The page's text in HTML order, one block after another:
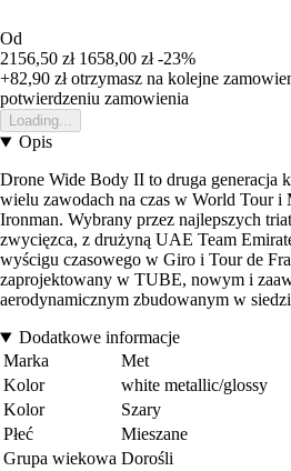
Od
2156,50 zł 1658,00 zł -23%
+82,90 złotrzymasz na kolejne
potwierdzeniu zamowienia
Loading...
Opis
Drone Wide Body II to druga generacja
wielu zawodach na czas w World Tour i
Ironman. Wybrany przez najlepszych
zwycięzca, z drużyną UAE Team
wyścigu czasowego w Giro i Tour de
zaprojektowany w TUBE, nowym i
aerodynamicznym zbudowanym w
Dodatkowe informacje
Marka
Met
Kolor
white metallic/glossy
Kolor
Szary
Płeć
Mieszane
Grupa wiekowa Dorośli